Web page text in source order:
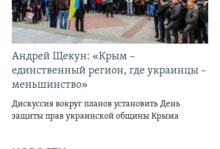
Андрей Щекун: «Крым –
единственный регион, где украинцы –
меньшинство»
Дискуссия вокруг планов установить День
защиты прав украинской общины Крыма